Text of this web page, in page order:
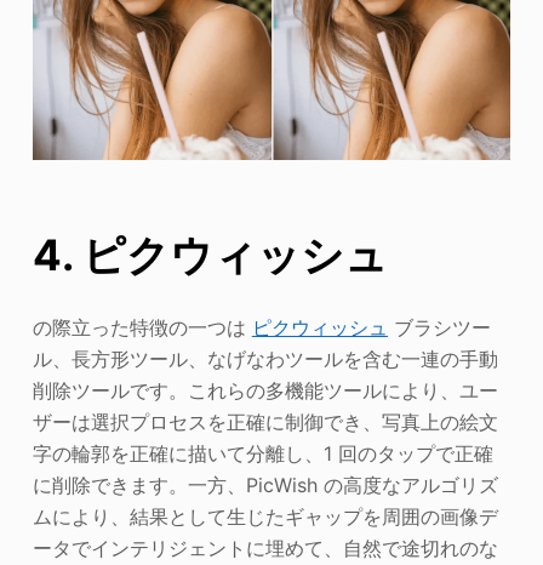
4. ピクウィッシュ
の際立った特徴の一つは ピクウィッシュ ブラシツー
ル、長方形ツール、なげなわツールを含む一連の手動
削除ツールです。これらの多機能ツールにより、ユー
ザーは選択プロセスを正確に制御でき、写真上の絵文
字の輪郭を正確に描いて分離し、1 回のタップで正確
に削除できます。一方、PicWish の高度なアルゴリズ
ムにより、結果として生じたギャップを周囲の画像デ
ータでインテリジェントに埋めて、自然で途切れのな